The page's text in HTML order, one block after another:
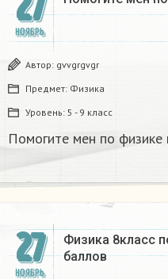
НОЯБРЬ
Автор: gvvgrgvgr
Предмет: Физика
Уровень: 5 - 9 класс
Помогите мен по физике
27
НОЯБРЬ
Физика 8класс
баллов